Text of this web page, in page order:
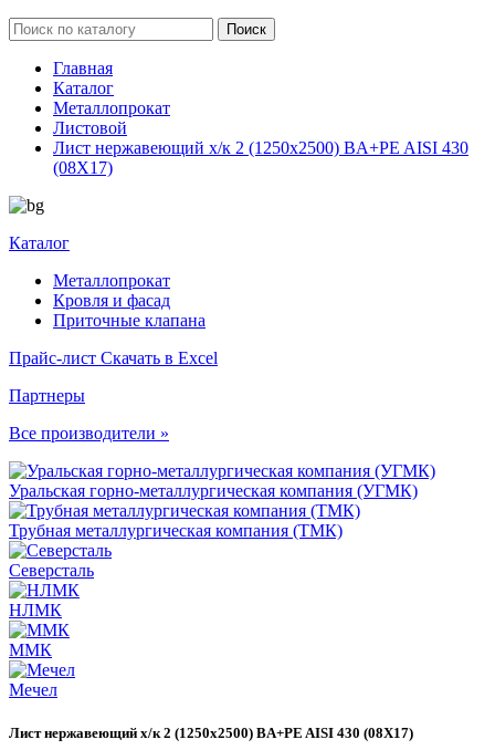
Главная
Каталог
Металлопрокат
Листовой
Лист нержавеющий х/к 2 (1250х2500) BA+PE AISI 430
(08Х17)
Каталог
Металлопрокат
Кровля и фасад
Приточные клапана
Прайс-лист Скачать в Excel
Партнеры
Все производители »
Уральская горно-металлургическая компания (УГМК)
Трубная металлургическая компания (ТМК)
Северсталь
НЛМК
ММК
Мечел
Лист нержавеющий х/к 2 (1250х2500) BA+PE AISI 430 (08Х17)